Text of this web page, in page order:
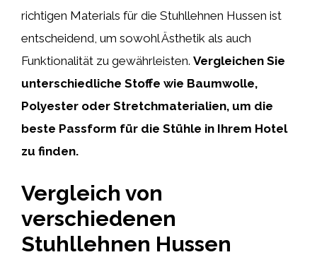
richtigen Materials für die Stuhllehnen Hussen ist
entscheidend, um sowohl Ästhetik als auch
Funktionalität zu gewährleisten. Vergleichen Sie
unterschiedliche Stoffe wie Baumwolle,
Polyester oder Stretchmaterialien, um die
beste Passform für die Stühle in Ihrem Hotel
zu finden.
Vergleich von
verschiedenen
Stuhllehnen Hussen